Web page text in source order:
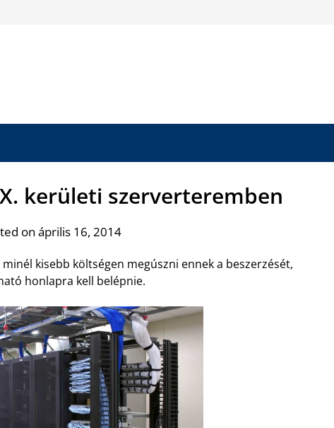
kerületi szerverteremben
on április 16, 2014
kisebb költségen megúszni ennek a beszerzését,
honlapra kell belépnie.